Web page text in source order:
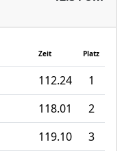
Zeit Platz
112.24
1
118.01
2
119.10 3